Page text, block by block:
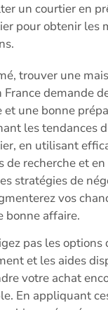
un courtier en
pour obtenir les
trouver une
France demande
et une bonne
les tendances
en utilisant
de recherche et
stratégies de
vos
bonne affaire.
pas les options
et les aides
votre achat
En appliquant